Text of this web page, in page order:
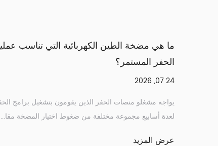
أين ترى مضخات مياه الديزل الصناعية الاستخدام
الأكثر كثافة؟
نادرًا ما تنتظر متطلبات نقل المياه في الأماكن النائية أو ذات
الطاقة المحدودة توصيلًا كهربائيًا مناسبًا، وهذ...
عرض المزيد